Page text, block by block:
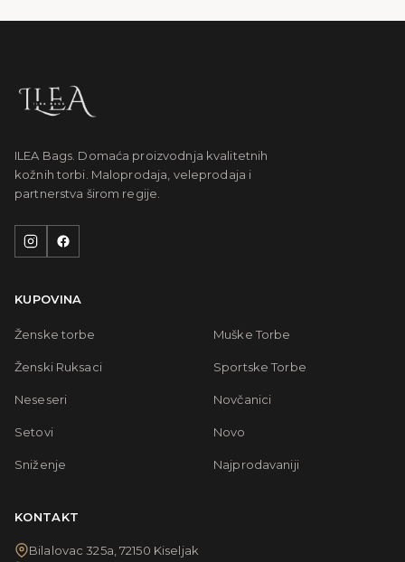
ILEA Bags. Domaća proizvodnja kvalitetnih
kožnih torbi. Maloprodaja, veleprodaja i
partnerstva širom regije.
KUPOVINA
Ženske torbe Muške Torbe
Ženski Ruksaci Sportske Torbe
Neseseri Novčanici
Setovi Novo
Sniženje Najprodavaniji
KONTAKT
Bilalovac 325a, 72150 Kiseljak